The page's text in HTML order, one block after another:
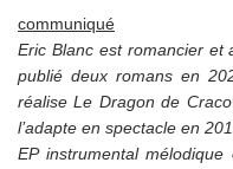
communiqué
Eric Blanc est romancier et
publié deux romans en
réalise Le Dragon de
l’adapte en spectacle en
EP instrumental